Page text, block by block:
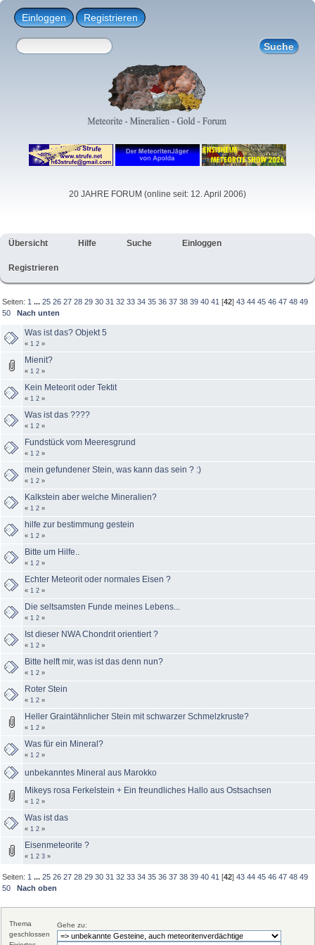
Einloggen Registrieren
20 JAHRE FORUM (online seit: 12. April 2006)
Übersicht Hilfe Suche Einloggen
Registrieren
Seiten: 1 ...25 26 27 28 29 30 31 32 33 34 35 36 37 38 39 40 41 [42]43 44 45 46 47 48 49
50
Nach unten
Was ist das? Objekt 5
« 1 2 »
Mienit?
« 1 2 »
Kein Meteorit oder Tektit
« 1 2 »
Was ist das ????
« 1 2 »
Fundstück vom Meeresgrund
« 1 2 »
mein gefundener Stein, was kann das sein ? :)
« 1 2 »
Kalkstein aber welche Mineralien?
« 1 2 »
hilfe zur bestimmung gestein
« 1 2 »
Bitte um Hilfe..
« 1 2 »
Echter Meteorit oder normales Eisen ?
« 1 2 »
Die seltsamsten Funde meines Lebens...
« 1 2 »
Ist dieser NWA Chondrit orientiert ?
« 1 2 »
Bitte helft mir, was ist das denn nun?
« 1 2 »
Roter Stein
« 1 2 »
Heller Graintähnlicher Stein mit schwarzer Schmelzkruste?
« 1 2 »
Was für ein Mineral?
« 1 2 »
unbekanntes Mineral aus Marokko
Mikeys rosa Ferkelstein + Ein freundliches Hallo aus Ostsachsen
« 1 2 »
Was ist das
« 1 2 »
Eisenmeteorite ?
« 1 2 3 »
Seiten: 1 ...25 26 27 28 29 30 31 32 33 34 35 36 37 38 39 40 41 [42]43 44 45 46 47 48 49
50
Nach oben
Gehe zu:
Thema
geschlossen